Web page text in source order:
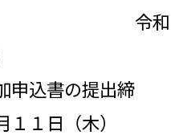
和
申込書の提出締
日（木）